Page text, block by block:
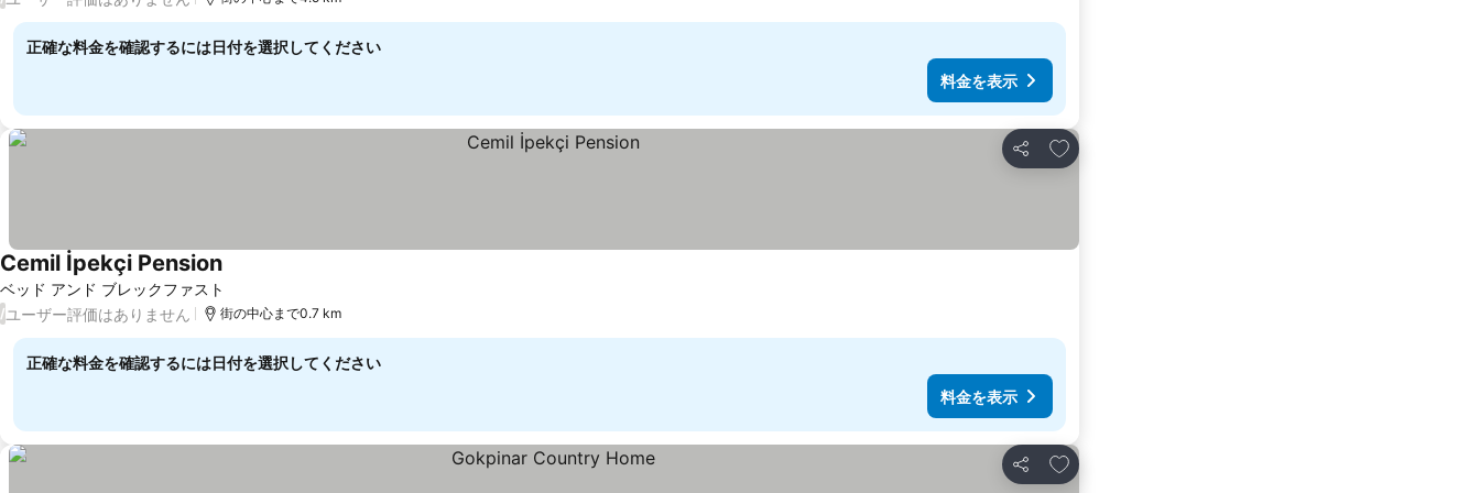
正確な料金を確認するには日付を選択してください
料金を表示
シェア
お気に入りに追加
ベッド アンド ブレックファスト
Cemil İpekçi Pension
/ユーザー評価はありません 街の中心まで0.7 km
正確な料金を確認するには日付を選択してください
料金を表示
シェア
お気に入りに追加